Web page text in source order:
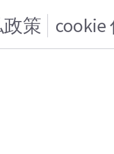
策 cookie